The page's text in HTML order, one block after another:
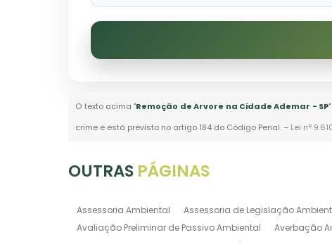
O texto acima "Remoção de Arvore na Cidade Ademar - SP
crime e está previsto no artigo 184 do Código Penal. – Lei n°
OUTRAS PÁGINAS
Assessoria Ambiental Assessoria de Legislação
Avaliação Preliminar de Passivo Ambiental
Averbação